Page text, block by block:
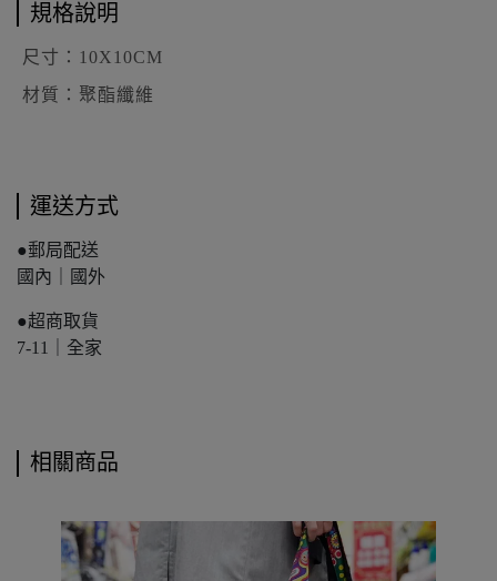
規格說明
尺寸： 10X10CM
材質：聚酯纖維
運送方式
●郵局配送
國內｜國外
●超商取貨
7-11｜全家
相關商品